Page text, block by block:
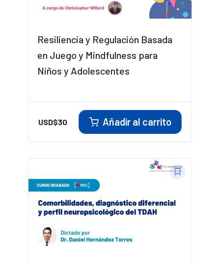
Resiliencia y Regulación Basada
en Juego y Mindfulness para
Niños y Adolescentes
USD$30 Añadir al carrito